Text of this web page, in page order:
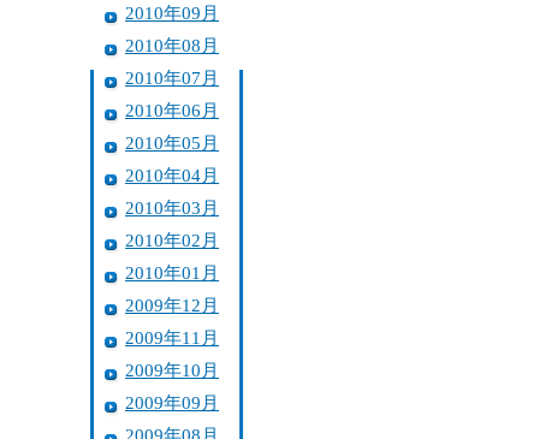
2010年09月
2010年08月
2010年07月
2010年06月
2010年05月
2010年04月
2010年03月
2010年02月
2010年01月
2009年12月
2009年11月
2009年10月
2009年09月
2009年08月